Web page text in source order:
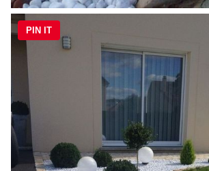
PIN IT